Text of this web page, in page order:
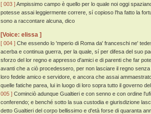
[ 003 ]Ampissimo campo è quello per lo quale noi oggi
potesse assai leggiermente correre, sí copioso l'ha fatto la
sono a raccontare alcuna, dico
[Voice: elissa ]
[ 004 ] Che essendo lo 'mperio di Roma da' franceschi ne'
acerba e continua guerra, per la quale, sí per difesa del suo
sforzo del lor regno e appresso d'amici e di parenti che far
avanti che a ciò procedessero, per non lasciare il regno
loro fedele amico e servidore, e ancora che assai
quelle fatiche parea, lui in luogo di loro sopra tutto il governo
005 ] Cominciò adunque Gualtieri e con senno e con ordine
conferendo; e benché sotto la sua custodia e giurisdizione
detto Gualtieri del corpo bellissimo e d'età forse di quaranta